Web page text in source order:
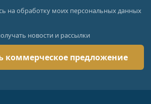
на обработку моих персональных данных
новости и рассылки